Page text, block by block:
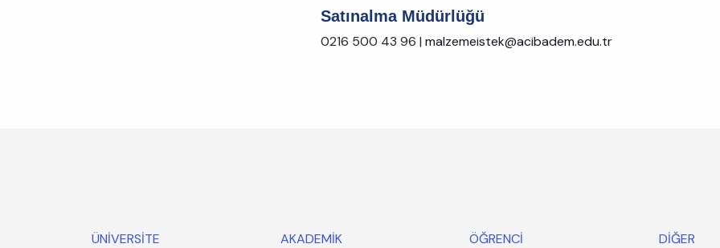
Satınalma Müdürlüğü
0216 500 43 96 | malzemeistek@acibadem.edu.tr
ÜNİVERSİTE AKADEMİK ÖĞRENCİ DİĞER